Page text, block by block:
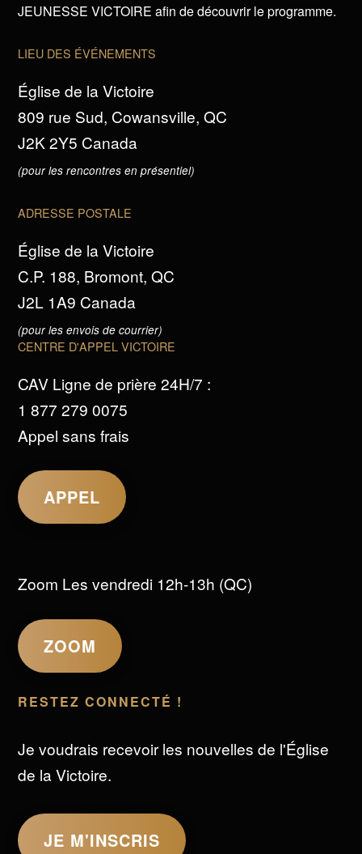
JEUNESSE VICTOIRE afin de découvrir le programme.
LIEU DES ÉVÉNEMENTS
Église de la Victoire
809 rue Sud, Cowansville, QC
J2K 2Y5 Canada
(pour les rencontres en présentiel)
ADRESSE POSTALE
Église de la Victoire
C.P. 188, Bromont, QC
J2L 1A9 Canada
(pour les envois de courrier)
CENTRE D'APPEL VICTOIRE
CAV Ligne de prière 24H/7 :
1 877 279 0075
Appel sans frais
APPEL
Zoom Les vendredi 12h-13h (QC)
ZOOM
RESTEZ CONNECTÉ !
Je voudrais recevoir les nouvelles de l'Église
de la Victoire.
JE M'INSCRIS